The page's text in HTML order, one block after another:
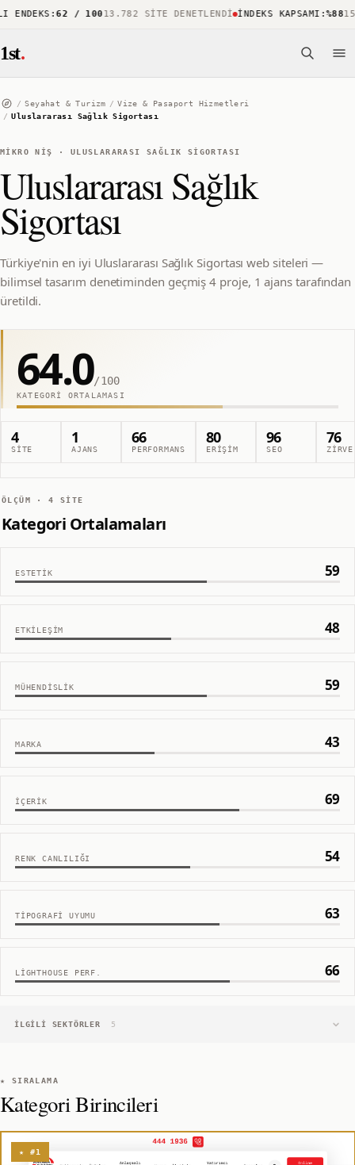
:62 / 10013.782 SITE DENETLENDI İNDEKS KAPSAMI:%88
1st.
/ Seyahat & Turizm / Vize & Pasaport Hizmetleri
/ Uluslararası Sağlık Sigortası
MIKRO NIŞ · ULUSLARARASI SAĞLIK SIGORTASI
Uluslararası Sağlık
Sigortası
Türkiye'nin en iyi Uluslararası Sağlık Sigortası web siteleri —
bilimsel tasarım denetiminden geçmiş 4 proje, 1 ajans tarafından
üretildi.
64.0/100
KATEGORI ORTALAMASI
4
SITE
1
AJANS
66
PERFORMANS
80
ERIŞIM
96
SEO
76
ZIRVE
ÖLÇÜM ·4 SITE
Kategori Ortalamaları
ESTETIK 59
ETKILEŞIM 48
MÜHENDISLIK 59
MARKA 43
İÇERIK 69
RENK CANLILIĞI 54
TIPOGRAFI UYUMU 63
LIGHTHOUSE PERF. 66
İLGILI SEKTÖRLER 5
★ SIRALAMA
Kategori Birincileri
★ #1